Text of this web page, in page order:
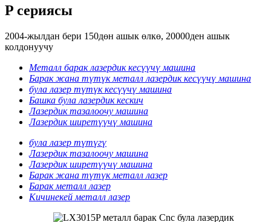
P сериясы
2004-жылдан бери 150дөн ашык өлкө, 20000ден ашык
колдонуучу
Металл барак лазердик кесүүчү машина
Барак жана түтүк металл лазердик кесүүчү машина
була лазер түтүк кесүүчү машина
Башка була лазердик кескич
Лазердик тазалоочу машина
Лазердик ширетүүчү машина
була лазер түтүгү
Лазердик тазалоочу машина
Лазердик ширетүүчү машина
Барак жана түтүк металл лазер
Барак металл лазер
Кичинекей металл лазер